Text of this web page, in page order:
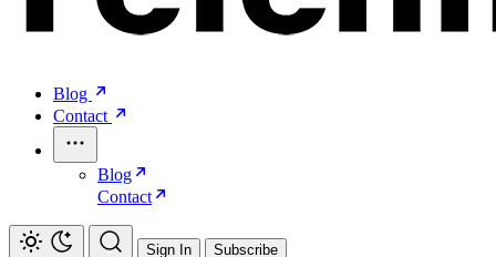
Blog
Contact
Blog
Contact
Sign In Subscribe